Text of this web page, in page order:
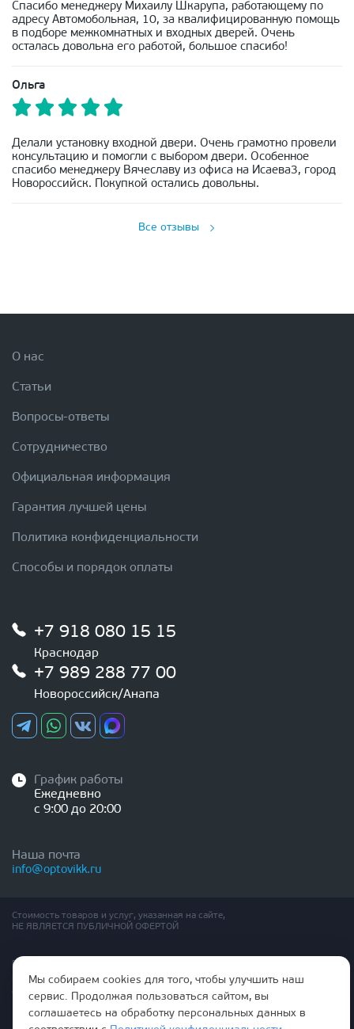
Спасибо менеджеру Михаилу Шкарупа, работающему по
адресу Автомобольная, 10, за квалифицированную помощь
в подборе межкомнатных и входных дверей. Очень
осталась довольна его работой, большое спасибо!
Ольга
Делали установку входной двери. Очень грамотно провели
консультацию и помогли с выбором двери. Особенное
спасибо менеджеру Вячеславу из офиса на Исаева3, город
Новороссийск. Покупкой остались довольны.
Все отзывы
О нас
Статьи
Вопросы-ответы
Сотрудничество
Официальная информация
Гарантия лучшей цены
Политика конфиденциальности
Способы и порядок оплаты
+7 918 080 15 15
Краснодар
+7 989 288 77 00
Новороссийск/Анапа
График работы
Ежедневно
с 9:00 до 20:00
Наша почта
info@optovikk.ru
Стоимость товаров и услуг, указанная на сайте,
НЕ ЯВЛЯЕТСЯ ПУБЛИЧНОЙ ОФЕРТОЙ
Правила эксплутации входных и межкомнатных дверей
Политика обработки персональных данных
Согласие на обработку персональных данных
Мы собираем cookies для того, чтобы улучшить наш
сервис. Продолжая пользоваться сайтом, вы
соглашаетесь на обработку персональных данных в